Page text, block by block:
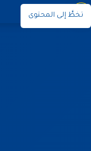
تخطَّ إلى المحتوى
نوران